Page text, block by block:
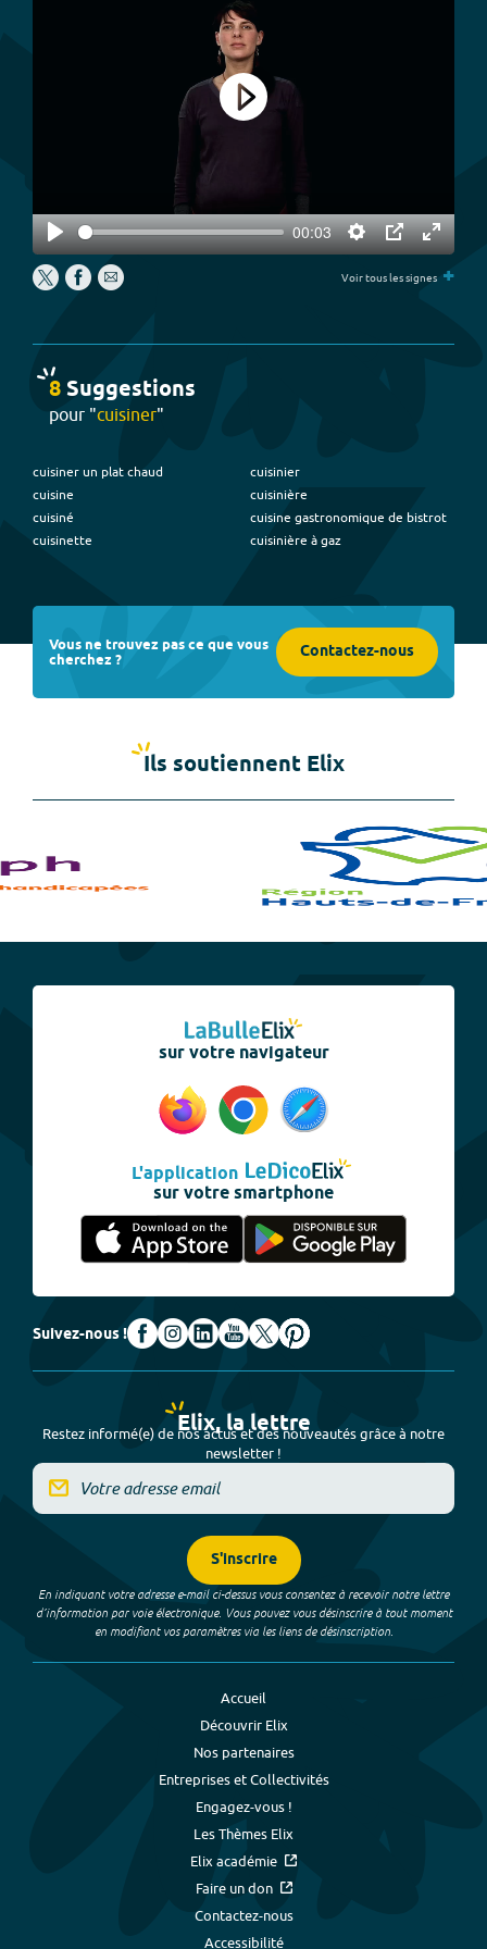
Play
00:03
Settings
PIP
Enter
Play
Voir tous les signes +
8Suggestions
pour "cuisiner"
cuisiner un plat chaud
cuisine
cuisiné
cuisinette
cuisinier
cuisinière
cuisine gastronomique de bistrot
cuisinière à gaz
Vous ne trouvez pas ce que vous
cherchez ? Contactez-nous
Ils soutiennent Elix
sur votre navigateur
L'application
sur votre smartphone
Suivez-nous !
Elix, la lettre
Restez informé(e) de nos actus et des nouveautés grâce à notre
newsletter !
S'inscrire
En indiquant votre adresse e-mail ci-dessus vous consentez à recevoir notre lettre
d’information par voie électronique. Vous pouvez vous désinscrire à tout moment
en modifiant vos paramètres via les liens de désinscription.
Accueil
Découvrir Elix
Nos partenaires
Entreprises et Collectivités
Engagez-vous !
Les Thèmes Elix
Elix académie
Faire un don
Contactez-nous
Accessibilité